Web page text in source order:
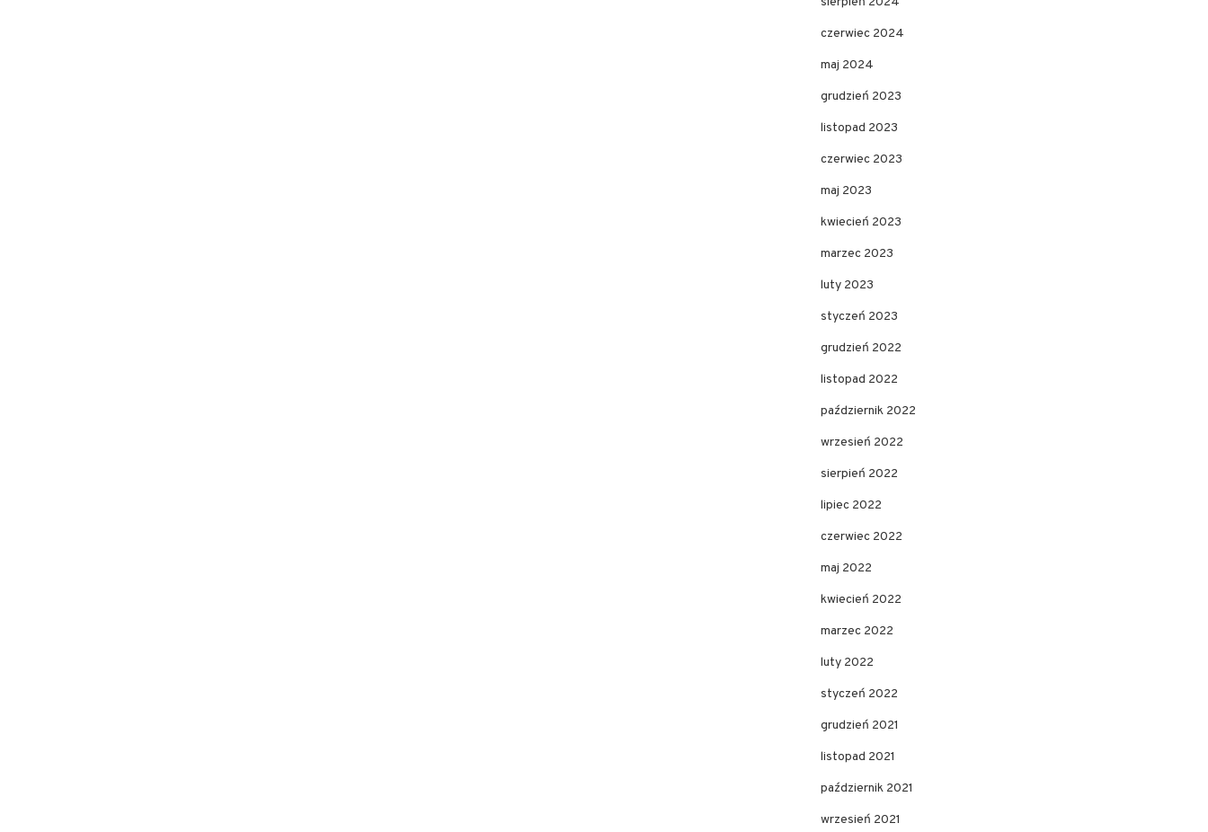
czerwiec 2024
maj 2024
grudzień 2023
listopad 2023
czerwiec 2023
maj 2023
kwiecień 2023
marzec 2023
luty 2023
styczeń 2023
grudzień 2022
listopad 2022
październik 2022
wrzesień 2022
sierpień 2022
lipiec 2022
czerwiec 2022
maj 2022
kwiecień 2022
marzec 2022
luty 2022
styczeń 2022
grudzień 2021
listopad 2021
październik 2021
wrzesień 2021